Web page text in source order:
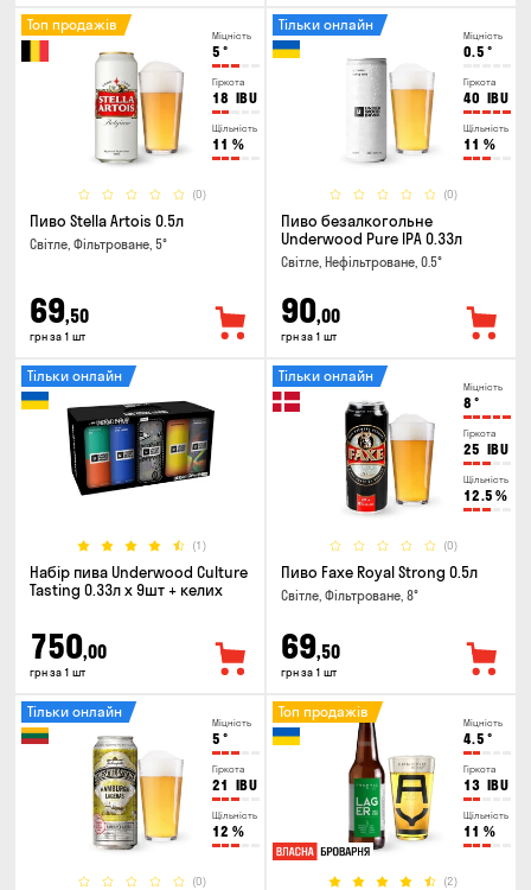
Міцність
5 °
Гіркота
18 IBU
Щільність
11 %
(0)
Топ продажів
Пиво Stella Artois 0.5л
Світле, Фільтроване, 5°
69,50
грн за 1 шт
Міцність
0.5 °
Гіркота
40 IBU
Щільність
11 %
(0)
Тільки онлайн
Пиво безалкогольне
Underwood Pure IPA 0.33л
Світле, Нефільтроване, 0.5°
90,00
грн за 1 шт
(1)
Тільки онлайн
Набір пива Underwood Culture
Tasting 0.33л x 9шт + келих
750,00
грн за 1 шт
Міцність
8 °
Гіркота
25 IBU
Щільність
12.5 %
(0)
Тільки онлайн
Пиво Faxe Royal Strong 0.5л
Світле, Фільтроване, 8°
69,50
грн за 1 шт
Міцність
5 °
Гіркота
21 IBU
Щільність
12 %
(0)
Тільки онлайн
Міцність
4.5 °
Гіркота
13 IBU
Щільність
11 %
(2)
Топ продажів